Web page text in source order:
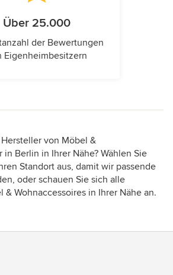
Über 25.000
der Bewertungen
Eigenheimbesitzern
von Möbel &
in Berlin in Ihrer Nähe? Wählen Sie
Standort aus, damit wir passende
oder schauen Sie sich alle
& Wohnaccessoires in Ihrer Nähe an.